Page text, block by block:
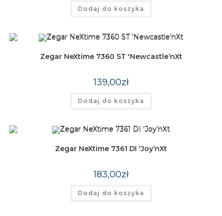
Dodaj do koszyka
Zegar NeXtime 7360 ST 'Newcastle’nXt
139,00zł
Dodaj do koszyka
Zegar NeXtime 7361 DI 'Joy’nXt
183,00zł
Dodaj do koszyka